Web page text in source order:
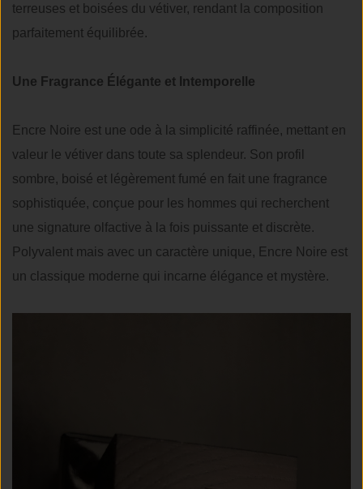
terreuses et boisées du vétiver, rendant la composition
parfaitement équilibrée.
Une Fragrance Élégante et Intemporelle
Encre Noire est une ode à la simplicité raffinée, mettant en
valeur le vétiver dans toute sa splendeur. Son profil
sombre, boisé et légèrement fumé en fait une fragrance
sophistiquée, conçue pour les hommes qui recherchent
une signature olfactive à la fois puissante et discrète.
Polyvalent mais avec un caractère unique, Encre Noire est
un classique moderne qui incarne élégance et mystère.